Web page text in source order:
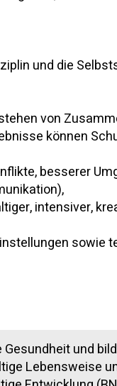
und die
von
können
besserer
intensiver,
sowie
und
Lebensweise